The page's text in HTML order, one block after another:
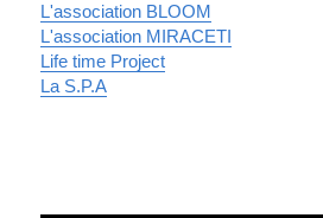
L'association BLOOM
L'association MIRACETI
Life time Project
La S.P.A